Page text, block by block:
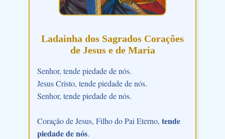
Ladainha dos Sagrados Corações
de Jesus e de Maria
Senhor, tende piedade de nós.
Jesus Cristo, tende piedade de nós.
Senhor, tende piedade de nós.
Coração de Jesus, Filho do Pai Eterno, tende
piedade de nós.